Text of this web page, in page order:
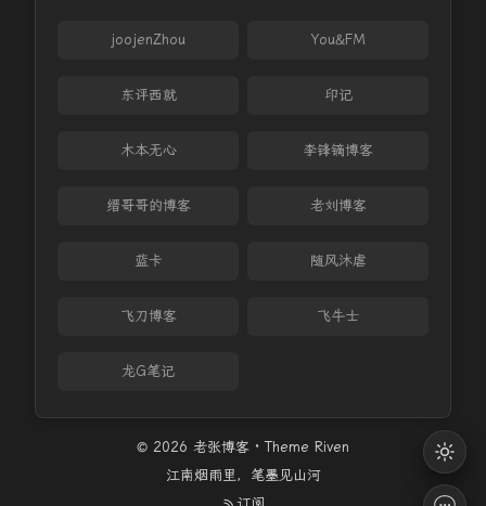
joojenZhou You&FM
东评西就 印记
木本无心 李锋镝博客
缙哥哥的博客 老刘博客
蓝卡 随风沐虐
飞刀博客 飞牛士
龙G笔记
© 2026 老张博客 · Theme Riven
江南烟雨里，笔墨见山河